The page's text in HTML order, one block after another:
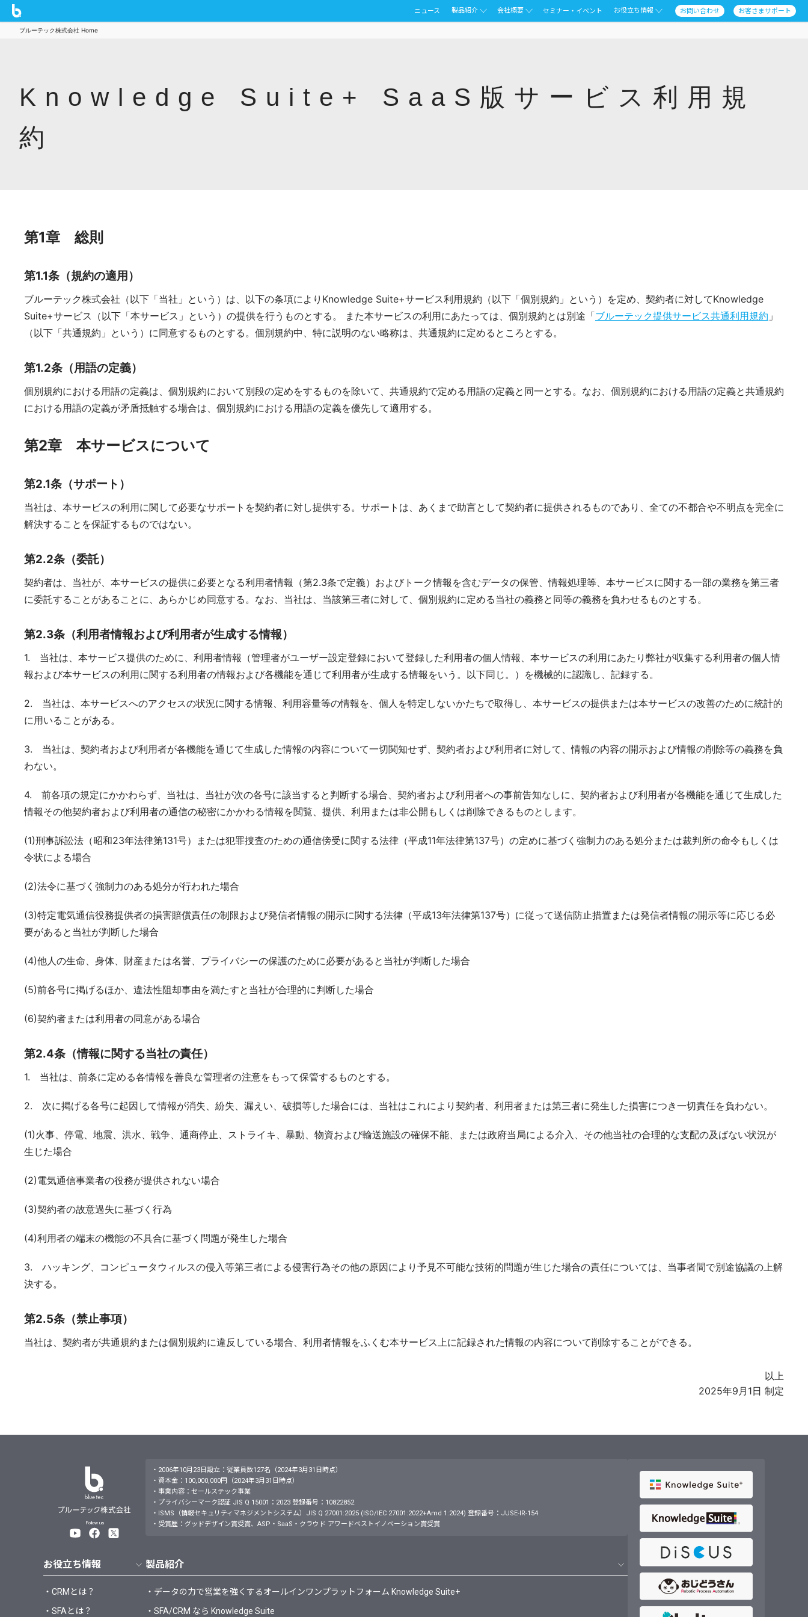
ニュース 製品紹介 会社概要 セミナー・イベント お役立ち情報 お問い合わせ お客さまサポート
ブルーテック株式会社 Home
Knowledge Suite+ SaaS版サービス利用規
約
第1章 総則
第1.1条（規約の適用）
ブルーテック株式会社（以下「当社」という）は、以下の条項によりKnowledge Suite+サービス利用規約（以下「個別規約」という）を定め、契約者に対してKnowledge
Suite+サービス（以下「本サービス」という）の提供を行うものとする。 また本サービスの利用にあたっては、個別規約とは別途「ブルーテック提供サービス共通利用規約 」
（以下「共通規約」という）に同意するものとする。個別規約中、特に説明のない略称は、共通規約に定めるところとする。
第1.2条（用語の定義）
個別規約における用語の定義は、個別規約において別段の定めをするものを除いて、共通規約で定める用語の定義と同一とする。なお、個別規約における用語の定義と共通規約
における用語の定義が矛盾抵触する場合は、個別規約における用語の定義を優先して適用する。
第2章 本サービスについて
第2.1条（サポート）
当社は、本サービスの利用に関して必要なサポートを契約者に対し提供する。サポートは、あくまで助言として契約者に提供されるものであり、全ての不都合や不明点を完全に
解決することを保証するものではない。
第2.2条（委託）
契約者は、当社が、本サービスの提供に必要となる利用者情報（第2.3条で定義）およびトーク情報を含むデータの保管、情報処理等、本サービスに関する一部の業務を第三者
に委託することがあることに、あらかじめ同意する。なお、当社は、当該第三者に対して、個別規約に定める当社の義務と同等の義務を負わせるものとする。
第2.3条（利用者情報および利用者が生成する情報）
1. 当社は、本サービス提供のために、利用者情報（管理者がユーザー設定登録において登録した利用者の個人情報、本サービスの利用にあたり弊社が収集する利用者の個人情
報および本サービスの利用に関する利用者の情報および各機能を通じて利用者が生成する情報をいう。以下同じ。）を機械的に認識し、記録する。
2. 当社は、本サービスへのアクセスの状況に関する情報、利用容量等の情報を、個人を特定しないかたちで取得し、本サービスの提供または本サービスの改善のために統計的
に用いることがある。
3. 当社は、契約者および利用者が各機能を通じて生成した情報の内容について一切関知せず、契約者および利用者に対して、情報の内容の開示および情報の削除等の義務を負
わない。
4. 前各項の規定にかかわらず、当社は、当社が次の各号に該当すると判断する場合、契約者および利用者への事前告知なしに、契約者および利用者が各機能を通じて生成した
情報その他契約者および利用者の通信の秘密にかかわる情報を閲覧、提供、利用または非公開もしくは削除できるものとします。
(1)刑事訴訟法（昭和23年法律第131号）または犯罪捜査のための通信傍受に関する法律（平成11年法律第137号）の定めに基づく強制力のある処分または裁判所の命令もしくは
令状による場合
(2)法令に基づく強制力のある処分が行われた場合
(3)特定電気通信役務提供者の損害賠償責任の制限および発信者情報の開示に関する法律（平成13年法律第137号）に従って送信防止措置または発信者情報の開示等に応じる必
要があると当社が判断した場合
(4)他人の生命、身体、財産または名誉、プライバシーの保護のために必要があると当社が判断した場合
(5)前各号に掲げるほか、違法性阻却事由を満たすと当社が合理的に判断した場合
(6)契約者または利用者の同意がある場合
第2.4条（情報に関する当社の責任）
1. 当社は、前条に定める各情報を善良な管理者の注意をもって保管するものとする。
2. 次に掲げる各号に起因して情報が消失、紛失、漏えい、破損等した場合には、当社はこれにより契約者、利用者または第三者に発生した損害につき一切責任を負わない。
(1)火事、停電、地震、洪水、戦争、通商停止、ストライキ、暴動、物資および輸送施設の確保不能、または政府当局による介入、その他当社の合理的な支配の及ばない状況が
生じた場合
(2)電気通信事業者の役務が提供されない場合
(3)契約者の故意過失に基づく行為
(4)利用者の端末の機能の不具合に基づく問題が発生した場合
3. ハッキング、コンピュータウィルスの侵入等第三者による侵害行為その他の原因により予見不可能な技術的問題が生じた場合の責任については、当事者間で別途協議の上解
決する。
第2.5条（禁止事項）
当社は、契約者が共通規約または個別規約に違反している場合、利用者情報をふくむ本サービス上に記録された情報の内容について削除することができる。
以上
2025年9月1日 制定
Follow us
・2006年10月23日設立：従業員数127名（2024年3月31日時点）
・資本金：100,000,000円（2024年3月31日時点）
・事業内容：セールステック事業
・プライバシーマーク認証 JIS Q 15001：2023 登録番号：10822852
・ISMS（情報セキュリティマネジメントシステム）JIS Q 27001:2025 (ISO/IEC 27001:2022+Amd 1:2024) 登録番号：JUSE-IR-154
・受賞歴：グッドデザイン賞受賞、ASP・SaaS・クラウド アワードベストイノベーション賞受賞
お役立ち情報
・CRMとは？
・SFAとは？
製品紹介
・データの力で営業を強くするオールインワンプラットフォーム Knowledge Suite+
・SFA/CRM なら Knowledge Suite